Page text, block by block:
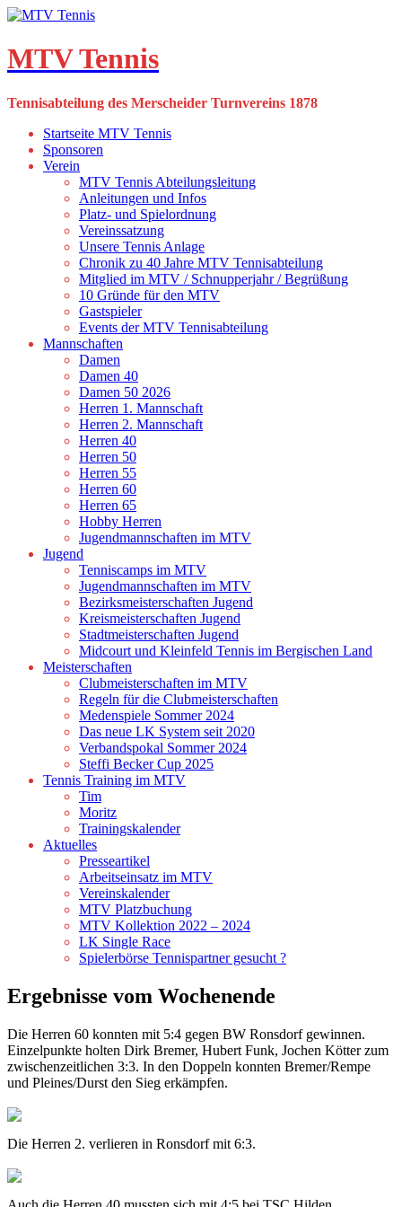
Skip
content
MTV Tennis
Tennisabteilung des Merscheider Turnvereins 1878
Startseite MTV Tennis
Sponsoren
Verein
MTV Tennis Abteilungsleitung
Anleitungen und Infos
Platz- und Spielordnung
Vereinssatzung
Unsere Tennis Anlage
Chronik zu 40 Jahre MTV Tennisabteilung
Mitglied im MTV / Schnupperjahr / Begrüßung
10 Gründe für den MTV
Gastspieler
Events der MTV Tennisabteilung
Mannschaften
Damen
Damen 40
Damen 50 2026
Herren 1. Mannschaft
Herren 2. Mannschaft
Herren 40
Herren 50
Herren 55
Herren 60
Herren 65
Hobby Herren
Jugendmannschaften im MTV
Jugend
Tenniscamps im MTV
Jugendmannschaften im MTV
Bezirksmeisterschaften Jugend
Kreismeisterschaften Jugend
Stadtmeisterschaften Jugend
Midcourt und Kleinfeld Tennis im Bergischen Land
Meisterschaften
Clubmeisterschaften im MTV
Regeln für die Clubmeisterschaften
Medenspiele Sommer 2024
Das neue LK System seit 2020
Verbandspokal Sommer 2024
Steffi Becker Cup 2025
Tennis Training im MTV
Tim
Moritz
Trainingskalender
Aktuelles
Presseartikel
Arbeitseinsatz im MTV
Vereinskalender
MTV Platzbuchung
MTV Kollektion 2022 – 2024
LK Single Race
Spielerbörse Tennispartner gesucht ?
Ergebnisse vom Wochenende
Die Herren 60 konnten mit 5:4 gegen BW Ronsdorf gewinnen.
Einzelpunkte holten Dirk Bremer, Hubert Funk, Jochen Kötter zum
zwischenzeitlichen 3:3. In den Doppeln konnten Bremer/Rempe
und Pleines/Durst den Sieg erkämpfen.
Die Herren 2. verlieren in Ronsdorf mit 6:3.